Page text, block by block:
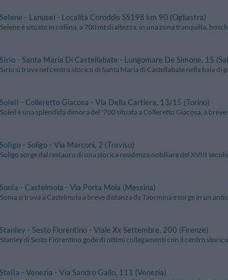
- Lanusei - Località Coroddis SS198 km 90 (Ogliastra)
è situato in collina, a 700 mt di altezza, in una zona tranquilla,
- Santa Maria Di Castellabate - Lungomare De Simone, 15
si trova nel centro storico di Santa Maria di Castellabate nella baia di
- Colleretto Giacosa - Via Della Cartiera, 13/15 (Torino)
è una splendida dimora del '700 situata a Colleretto Giacosa, a
- Soligo - Via Marconi, 2 (Treviso)
sorge dal restauro di una storica residenza nobiliare del XVIII
- Castelmola - Via Porta Mola (Messina)
si trova a Castelmola a breve distanza da Taormina e sorge in un
- Sesto Fiorentino - Viale Xx Settembre, 200 (Firenze)
Stanley di Sesto Fiorentino gode di ottimi collegamenti con il centro
- Venezia - Via Sandro Gallo, 111 (Venezia)